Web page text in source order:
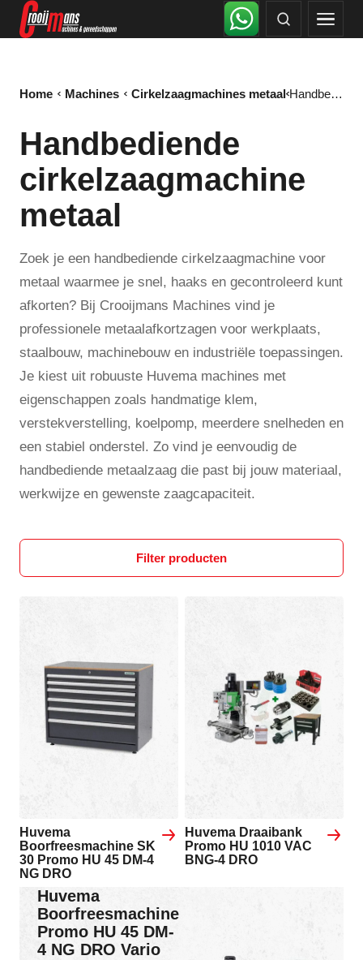
Home Machines Cirkelzaagmachines metaal Handbediende cirkelzaagmachine metaal
Handbediende
cirkelzaagmachine
metaal
Zoek je een handbediende cirkelzaagmachine voor
metaal waarmee je snel, haaks en gecontroleerd kunt
afkorten? Bij Crooijmans Machines vind je
professionele metaalafkortzagen voor werkplaats,
staalbouw, machinebouw en industriële toepassingen.
Je kiest uit robuuste Huvema machines met
eigenschappen zoals handmatige klem,
verstekverstelling, koelpomp, meerdere snelheden en
een stabiel onderstel. Zo vind je eenvoudig de
handbediende metaalzaag die past bij jouw materiaal,
werkwijze en gewenste zaagcapaciteit.
Filter producten
Huvema Draaibank
Promo HU 1010 VAC
BNG-4 DRO
Huvema
Boorfreesmachine
Promo HU 45 DM-
4 NG DRO Vario
Huvema
Boorfreesmachine SK
30 Promo HU 45 DM-4
NG DRO